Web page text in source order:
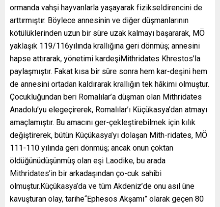
ormanda vahşi hayvanlarla yaşayarak fizikseldirencini de
arttırmıştır. Böylece annesinin ve diğer düşmanlarının
kötülüklerinden uzun bir süre uzak kalmayı başararak, MÖ
yaklaşık 119/116yılında krallığına geri dönmüş; annesini
hapse attırarak, yönetimi kardeşiMithridates Khrestos’la
paylaşmıştır. Fakat kısa bir süre sonra hem kar-deşini hem
de annesini ortadan kaldırarak krallığın tek hâkimi olmuştur.
Çocukluğundan beri Romalılar’a düşman olan Mithridates
Anadolu’yu elegeçirerek, Romalılar’ı Küçükasya’dan atmayı
amaçlamıştır. Bu amacını ger-çekleştirebilmek için kılık
değiştirerek, bütün Küçükasya’yı dolaşan Mith-ridates, MÖ
111-110 yılında geri dönmüş; ancak onun çoktan
öldüğünüdüşünmüş olan eşi Laodike, bu arada
Mithridates’in bir arkadaşından ço-cuk sahibi
olmuştur.Küçükasya’da ve tüm Akdeniz’de onu asıl üne
kavuşturan olay, tarihe“Ephesos Akşamı” olarak geçen 80